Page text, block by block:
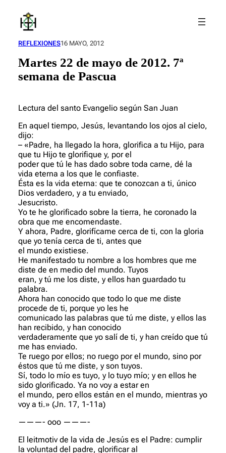
contenido
REFLEXIONES16 MAYO, 2012
Martes 22 de mayo de 2012. 7ª
semana de Pascua
Lectura del santo Evangelio según San Juan
En aquel tiempo, Jesús, levantando los ojos al cielo,
dijo:
– «Padre, ha llegado la hora, glorifica a tu Hijo, para
que tu Hijo te glorifique y, por el
poder que tú le has dado sobre toda carne, dé la
vida eterna a los que le confiaste.
Ésta es la vida eterna: que te conozcan a ti, único
Dios verdadero, y a tu enviado,
Jesucristo.
Yo te he glorificado sobre la tierra, he coronado la
obra que me encomendaste.
Y ahora, Padre, glorifícame cerca de ti, con la gloria
que yo tenía cerca de ti, antes que
el mundo existiese.
He manifestado tu nombre a los hombres que me
diste de en medio del mundo. Tuyos
eran, y tú me los diste, y ellos han guardado tu
palabra.
Ahora han conocido que todo lo que me diste
procede de ti, porque yo les he
comunicado las palabras que tú me diste, y ellos las
han recibido, y han conocido
verdaderamente que yo salí de ti, y han creído que tú
me has enviado.
Te ruego por ellos; no ruego por el mundo, sino por
éstos que tú me diste, y son tuyos.
Sí, todo lo mío es tuyo, y lo tuyo mío; y en ellos he
sido glorificado. Ya no voy a estar en
el mundo, pero ellos están en el mundo, mientras yo
voy a ti.» (Jn. 17, 1-11a)
———- ooo ———-
El leitmotiv de la vida de Jesús es el Padre: cumplir
la voluntad del padre, glorificar al